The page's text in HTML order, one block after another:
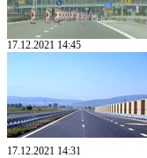
17.12.2021 14:45
17.12.2021 14:31